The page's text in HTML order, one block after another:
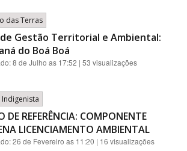
das Terras
Gestão Territorial e Ambiental:
do Boá Boá
8 de Julho as 17:52 | 53 visualizações
Indigenista
DE REFERÊNCIA: COMPONENTE
LICENCIAMENTO AMBIENTAL
26 de Fevereiro as 11:20 | 16 visualizações